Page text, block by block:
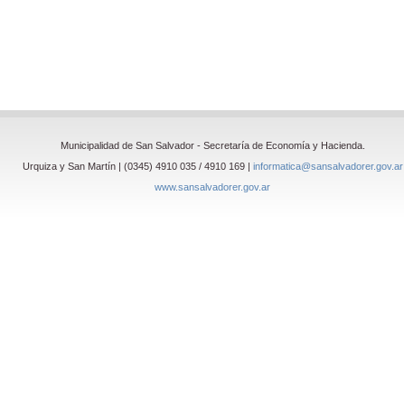
Municipalidad de San Salvador - Secretaría de Economía y Hacienda.
Urquiza y San Martín | (0345) 4910 035 / 4910 169 | informatica@sansalvadorer.gov.ar
www.sansalvadorer.gov.ar